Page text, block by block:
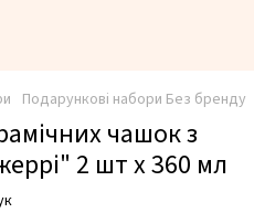
Подарункові набори Без бренду
чашок з
2 шт х 360 мл